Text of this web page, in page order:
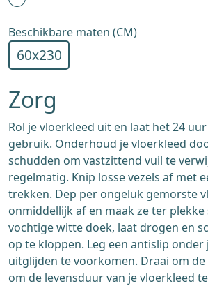
Beschikbare maten (CM)
60x230
Zorg
Rol je vloerkleed uit en laat het 24
gebruik. Onderhoud je vloerkleed
schudden om vastzittend vuil te
regelmatig. Knip losse vezels af met
trekken. Dep per ongeluk gemorste
onmiddellijk af en maak ze ter
vochtige witte doek, laat drogen en
op te kloppen. Leg een antislip onder
uitglijden te voorkomen. Draai om
om de levensduur van je vloerkleed